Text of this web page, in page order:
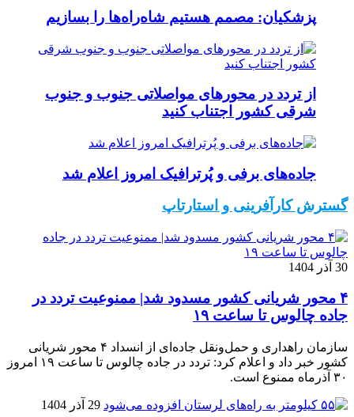
پزشکیان: مصمم هستیم شاه‌راه‌ها را بسازیم
از تردد در محورهای مواصلاتی جنوب و جنوب
شرقی کشور اجتناب کنید
جاده‌های برفی و پُرترافیک امروز اعلام شد
گسترش کارآفرینی و استارتاپ
30 آذر 1404
۴ محور شریانی کشور مسدود شد| ممنوعیت تردد در
جاده چالوس تا ساعت ۱۹
سازمان راهداری و حمل‌ونقل جاده‌ای از انسداد ۴ محور شریانی
کشور خبر داد و اعلام کرد: تردد در جاده چالوس تا ساعت ۱۹ امروز
۳۰ آذرماه ممنوع است.
29 آذر 1404